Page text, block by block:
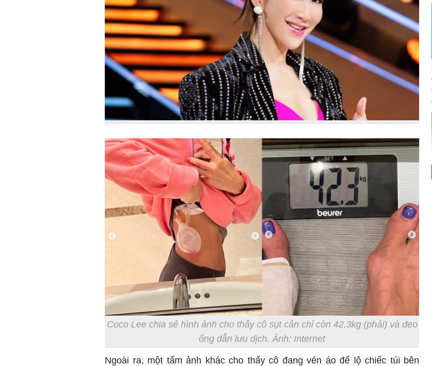
Coco Lee chia sẻ hình ảnh cho thấy cô sụt cân chỉ còn 42,3kg (phải) và đeo
ống dẫn lưu dịch. Ảnh: Internet
Ngoài ra, một tấm ảnh khác cho thấy cô đang vén áo để lộ chiếc túi bên